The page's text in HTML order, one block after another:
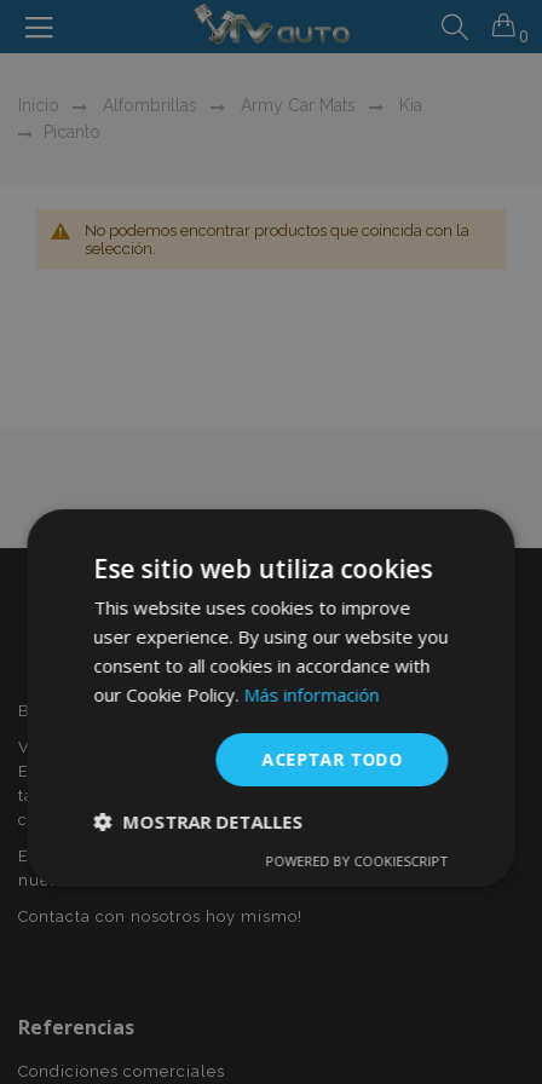
0
Inicio Alfombrillas Army Car Mats
Kia
Picanto
No podemos encontrar productos que coincida con la
selección.
Bienvenido a VTVAUTO
VTVAUTO es distribuidor y proveedor al por mayor en
Europa, de accesorios de automóvil, tales como:
tapacubos, derivabrisas, fundas para asientos, alfombrillas,
cubiertas cromadas, marcos, etc.
Eres interesado en dropshipping o deseas convertirte en
nuestro socio?
Contacta con nosotros hoy mismo!
Referencias
Condiciones comerciales
Ese sitio web utiliza cookies
This website uses cookies to improve
user experience. By using our website you
consent to all cookies in accordance with
our Cookie Policy. Más información
ACEPTAR TODO
MOSTRAR DETALLES
necesarias
Cookies de
preferencias
POWERED BY COOKIESCRIPT